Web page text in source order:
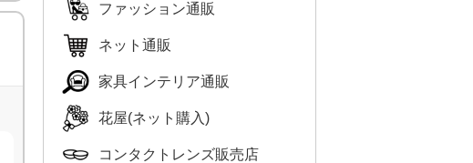
ファッション通販
ネット通販
家具インテリア通販
花屋(ネット購入)
コンタクトレンズ販売店